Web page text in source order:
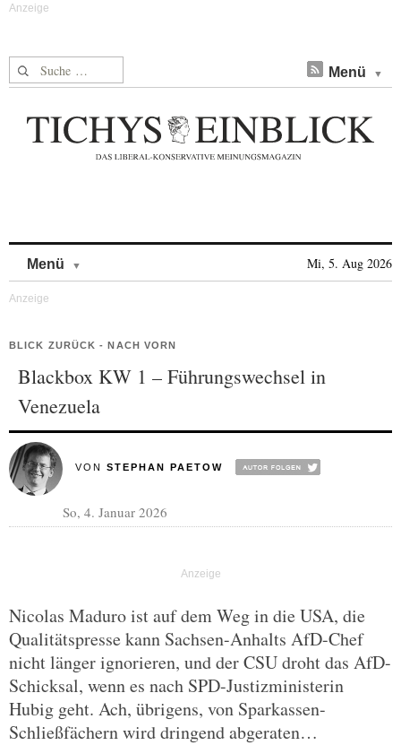
Suche nach: Menü
Menü Mi, 5. Aug 2026
BLICK ZURÜCK - NACH VORN
Blackbox KW 1 – Führungswechsel in
Venezuela
VON STEPHAN PAETOW
So, 4. Januar 2026
Nicolas Maduro ist auf dem Weg in die USA, die
Qualitätspresse kann Sachsen-Anhalts AfD-Chef
nicht länger ignorieren, und der CSU droht das AfD-
Schicksal, wenn es nach SPD-Justizministerin
Hubig geht. Ach, übrigens, von Sparkassen-
Schließfächern wird dringend abgeraten…